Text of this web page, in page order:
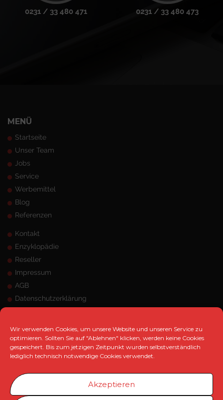
Wir verwenden Cookies, um unsere Website und unseren Service zu
optimieren. Sollten Sie auf "Ablehnen" klicken, werden keine Cookies
gespeichert. Bis zum jetzigen Zeitpunkt wurden selbstverständlich
lediglich technisch notwendige Cookies verwendet.
Akzeptieren
0231 / 33 480 471 0231 / 33 480 473
MENÜ
Startseite
Unser Team
Jobs
Service
Werbemittel
Blog
Referenzen
Kontakt
Enzyklopädie
Reseller
Impressum
AGB
Datenschutzerklärung
ANSCHRIFT
MK Marketing e.K.
Telefon:
Telefax: